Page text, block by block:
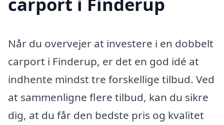
Når du overvejer at investere i en dobbelt
carport i Finderup, er det en god idé at
indhente mindst tre forskellige tilbud. Ved
at sammenligne flere tilbud, kan du sikre
dig, at du får den bedste pris og kvalitet